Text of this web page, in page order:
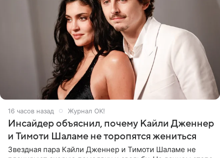
16 часов назад Журнал OK!
Инсайдер объяснил, почему Кайли Дженнер
и Тимоти Шаламе не торопятся жениться
Звездная пара Кайли Дженнер и Тимоти Шаламе не